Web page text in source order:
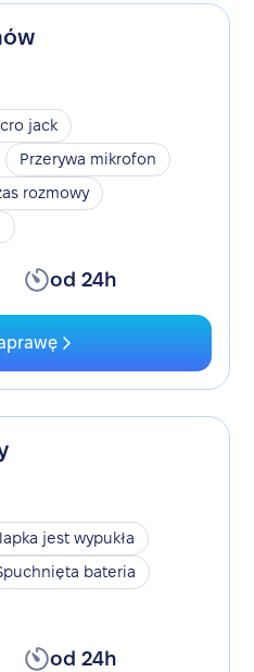
jack
Przerywa mikrofon
rozmowy
od 24h
jest wypukła
bateria
od 24h